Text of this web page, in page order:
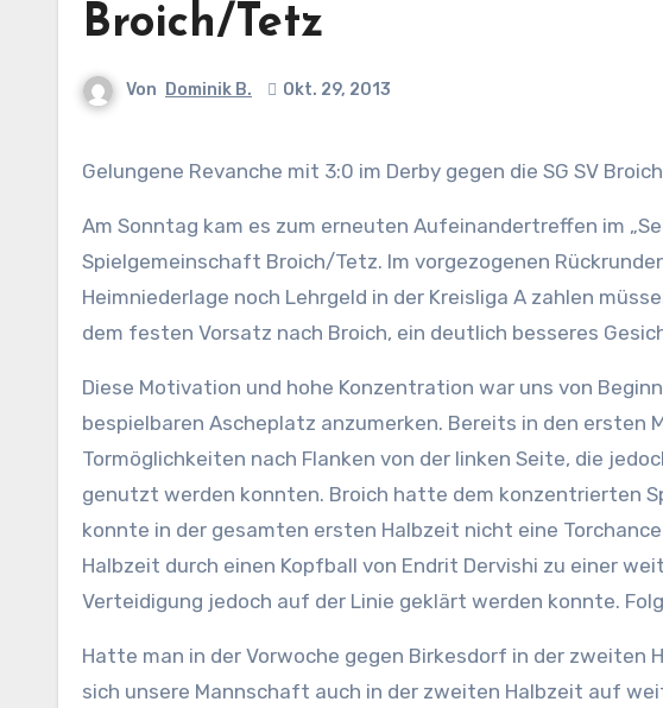
Broich/Tetz
Von Dominik B. Okt. 29, 2013
Gelungene Revanche mit 3:0 im Derby gegen die SG SV
Am Sonntag kam es zum erneuten Aufeinandertreffen im
Spielgemeinschaft Broich/Tetz. Im vorgezogenen
Heimniederlage noch Lehrgeld in der Kreisliga A zahlen
dem festen Vorsatz nach Broich, ein deutlich besseres
Diese Motivation und hohe Konzentration war uns von
bespielbaren Ascheplatz anzumerken. Bereits in den ersten
Tormöglichkeiten nach Flanken von der linken Seite, die
genutzt werden konnten. Broich hatte dem konzentrierten
konnte in der gesamten ersten Halbzeit nicht eine
Halbzeit durch einen Kopfball von Endrit Dervishi zu einer
Verteidigung jedoch auf der Linie geklärt werden konnte.
Hatte man in der Vorwoche gegen Birkesdorf in der
sich unsere Mannschaft auch in der zweiten Halbzeit auf